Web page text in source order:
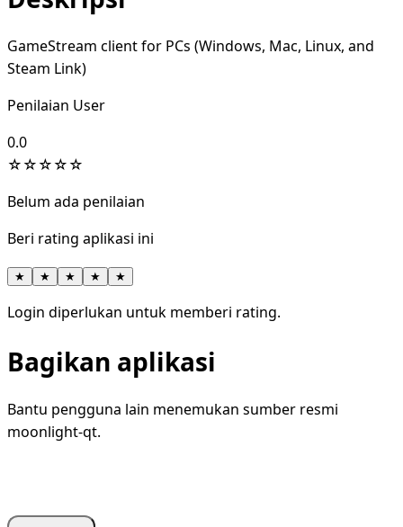
GameStream client for PCs (Windows, Mac, Linux, and
Steam Link)
Penilaian User
0.0
☆☆☆☆☆
Belum ada penilaian
Beri rating aplikasi ini
★ ★ ★ ★ ★
Login diperlukan untuk memberi rating.
Bagikan aplikasi
Bantu pengguna lain menemukan sumber resmi
moonlight-qt.